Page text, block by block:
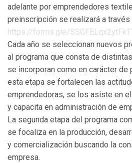
adelante por emprendedores
preinscripción se realizará a
https://forms.gle/
Cada año se seleccionan nuevos
al programa que consta de
se incorporan como en carácter de
esta etapa se fortalecen las
emprendedoras, se los asiste en
y capacita en administración de
La segunda etapa del programa
se focaliza en la producción,
y comercialización buscando la
empresa.